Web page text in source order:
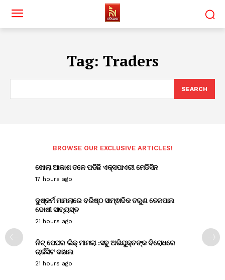
Tag: Traders
SEARCH
BROWSE OUR EXCLUSIVE ARTICLES!
ଖୋଲା ଆକାଶ ତଳେ ପଡିଛି ଏକ୍ସପାଏରୀ ମେଡିସିନ
17 hours ago
ଦୁଷ୍କର୍ମ ମାମଲାରେ ବରିଷ୍ଠ ସାମ୍ଵାଦିକ ତରୁଣ ତେଜପାଲ
ଦୋଷୀ ସାବ୍ୟସ୍ତ
21 hours ago
ନିଟ୍ ପେପର ଲିକ୍ ମାମଲା :ସବୁ ଅଭିଯୁକ୍ତଙ୍କ ବିରୋଧରେ
ଚାର୍ଜସିଟ ଦାଖଲ
21 hours ago